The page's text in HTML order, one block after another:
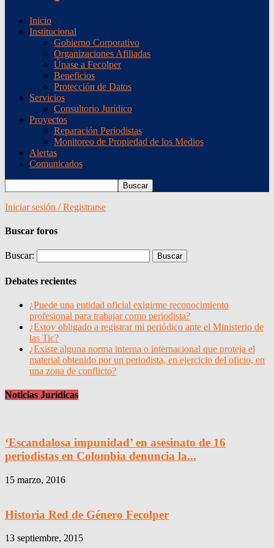
Inicio
Institucional
Gobierno Corporativo
Organizaciones Afiliadas
Únase a Fecolper
Beneficios
Protección de Datos
Servicios
Consultorio Jurídico
Proyectos
Reparación Periodistas
Monitoreo de Propiedad de los Medios
Alertas
Comunicados
Iniciar sesión / Registrarse
Buscar foros
Buscar:
Debates recientes
¿Puede una entidad oficial exigirme reconocimiento
profesional para trabajar como periodista?
¿Estoy obligado a registrar mi periódico ante el Ministerio de
las Tic?
¿Existe alguna norma interna o internacional que proteja el
material obtenido por un periodista, en ejercicio del oficio, en
una zona de conflicto?
Noticias Jurídicas
‘Escandalosa impunidad’ en asesinato de 16
periodistas en Colombia denuncia la...
15 marzo, 2016
Historia Red de Género Fecolper
13 septiembre, 2015